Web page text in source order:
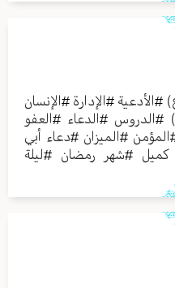
#الأدعية #الإدارة #الإنسان
#الدروس #الدعاء #العفو
المؤمن #الميزان #دعاء أبي
كميل #شهر رمضان #ليلة